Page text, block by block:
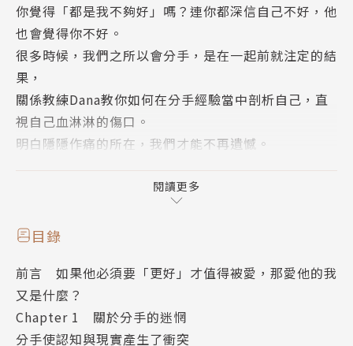
你覺得「都是我不夠好」嗎？連你都深信自己不好，他
也會覺得你不好。
很多時候，我們之所以會分手，是在一起前就注定的結
果，
關係教練Dana教你如何在分手經驗當中剖析自己，直
視自己血淋淋的傷口。
明白隱隱作痛的所在，我們才能不再遺憾。
即使分手，我們也要能夠理解彼此為什麼做出這樣的選
擇
關於「內耗」──因為害怕受傷，內心產生的無限小劇
場。
剛剛的語氣很差，是不是覺得我煩了？
最近對我很冷淡，是不是外面有女人／男人了？
閱讀更多
目錄
前言 如果他必須要「更好」才值得被愛，那愛他的我
又是什麼？
Chapter 1 關於分手的迷惘
分手使認知與現實產生了衝突